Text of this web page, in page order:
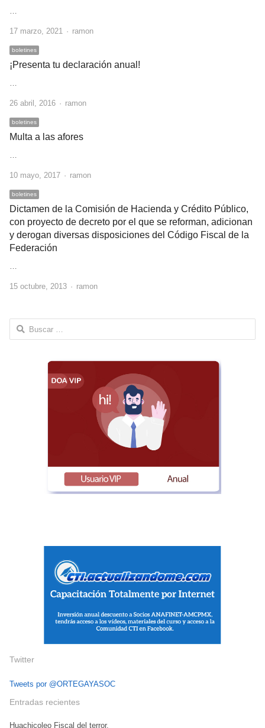
…
17 marzo, 2021 Author
ramon
boletines
¡Presenta tu declaración anual!
…
26 abril, 2016 Author
ramon
boletines
Multa a las afores
…
10 mayo, 2017 Author
ramon
boletines
Dictamen de la Comisión de Hacienda y Crédito Público,
con proyecto de decreto por el que se reforman, adicionan
y derogan diversas disposiciones del Código Fiscal de la
Federación
…
15 octubre, 2013 Author
ramon
Buscar:
Twitter
Tweets por @ORTEGAYASOC
Entradas recientes
Huachicoleo Fiscal del terror.